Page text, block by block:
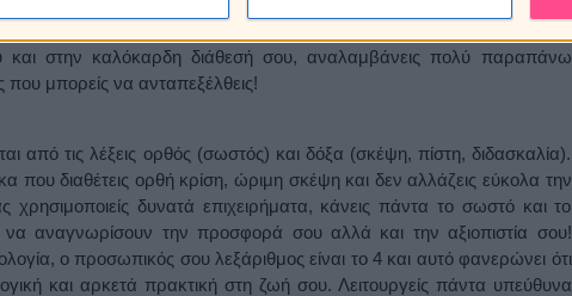
όμως πολλές φορές σε παρασύρει σε σκέψεις και σχέδια που είναι
Δείξε μεγαλύτερη προσοχή στο ημερήσιο πρόγραμμά σου, γιατί πάνω
και στην καλόκαρδη διάθεσή σου, αναλαμβάνεις πολύ παραπάνω
μπορείς να ανταπεξέλθεις!
από τις λέξεις ορθός (σωστός) και δόξα (σκέψη, πίστη, διδασκαλία).
που διαθέτεις ορθή κρίση, ώριμη σκέψη και δεν αλλάζεις εύκολα την
δυνατά επιχειρήματα, κάνεις πάντα το σωστό και το
να αναγνωρίσουν την προσφορά σου αλλά και την αξιοπιστία σου!
ο προσωπικός σου λεξάριθμος είναι το 4 και αυτό φανερώνει ότι
και αρκετά πρακτική στη ζωή σου. Λειτουργείς πάντα υπεύθυνα